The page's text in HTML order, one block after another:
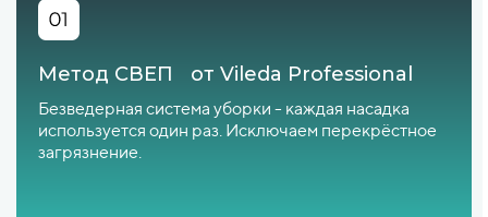
Метод СВЕП от Vileda Professional
Безведерная система уборки - каждая насадка
используется один раз. Исключаем перекрёстное
загрязнение.